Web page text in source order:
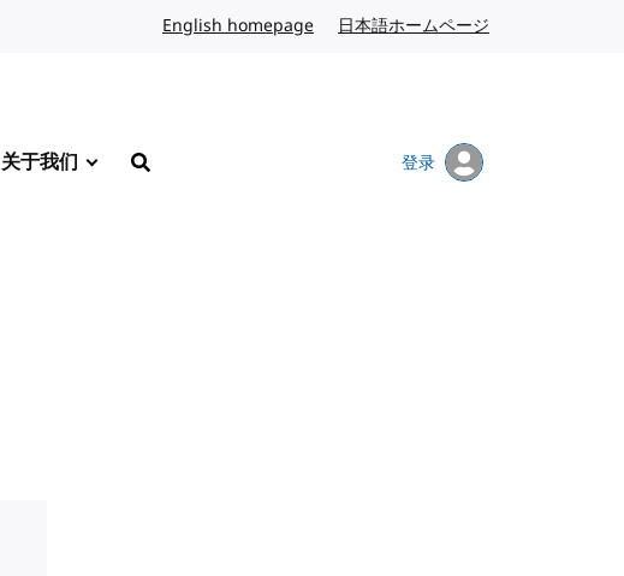
English homepage 英文日本語ホームページ
关于我们
搜索
登录